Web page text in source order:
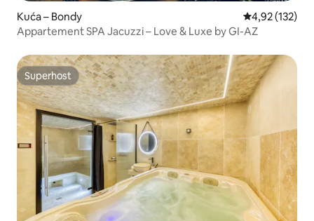
Kuća – Bondy Prosječna
4,92 (132)
Appartement SPA Jacuzzi – Love & Luxe by GI-AZ
Superhost
Superhost